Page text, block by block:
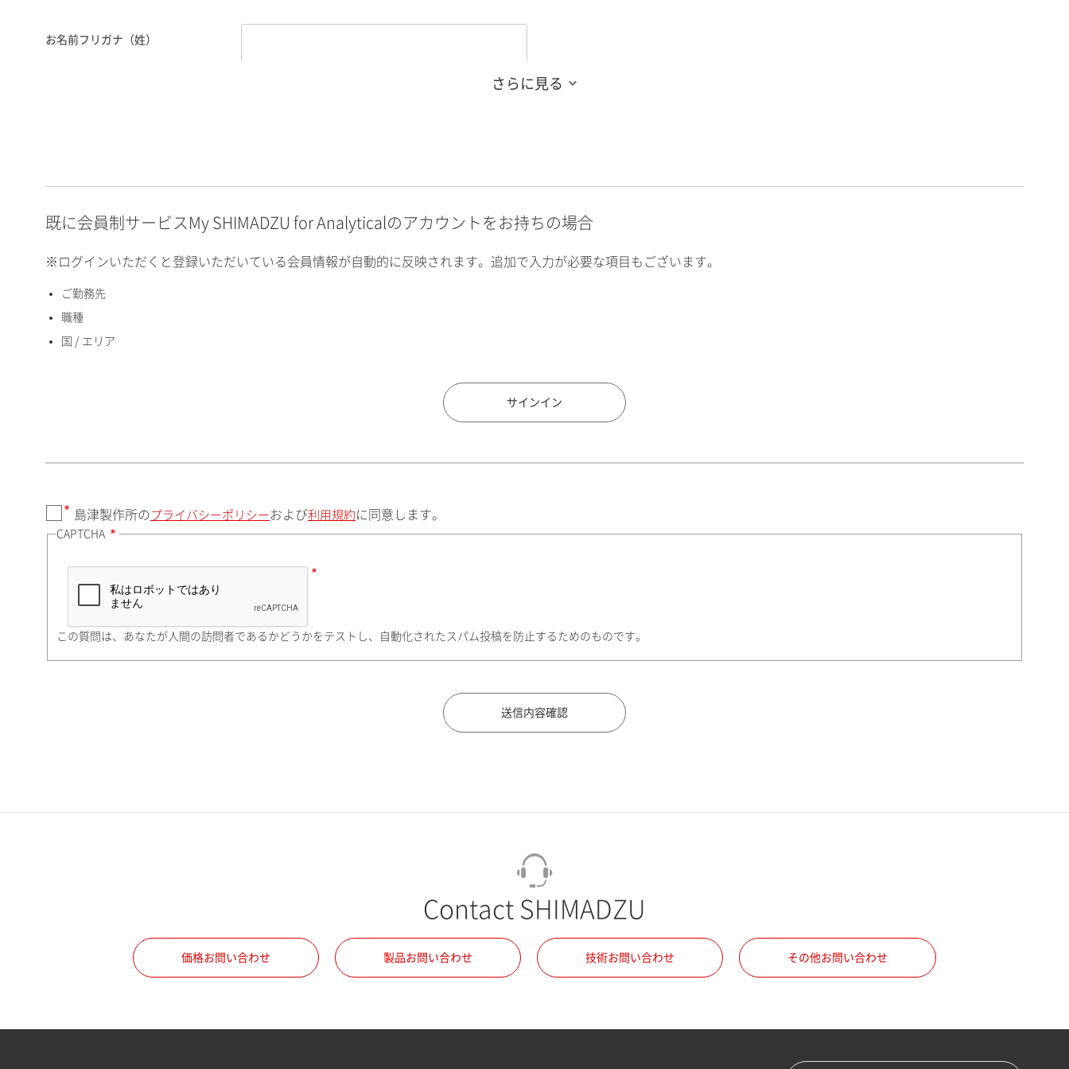
お名前フリガナ（姓）
英数）
国 / エリア
住所検索
都道府県（勤務先）
町名・番地（勤務先）
所属部署
さらに見る
既に会員制サービスMy SHIMADZU for Analyticalのアカウントをお持ちの場合
※ログインいただくと登録いただいている会員情報が自動的に反映されます。追加で入力が必要な項目もございます。
ご勤務先
職種
国 / エリア
サインイン
島津製作所の プライバシーポリシー および利用規約 に同意します。
CAPTCHA
この質問は、あなたが人間の訪問者であるかどうかをテストし、自動化されたスパム投稿を防止するためのものです。
Contact SHIMADZU
価格お問い合わせ 製品お問い合わせ 技術お問い合わせ その他お問い合わせ